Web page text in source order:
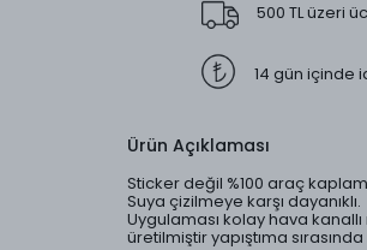
500 TL üzeri
14 gün içinde
Ürün Açıklaması
Sticker değil %100 araç
Suya çizilmeye karşı dayanıklı.
Uygulaması kolay hava
üretilmiştir yapıştıma